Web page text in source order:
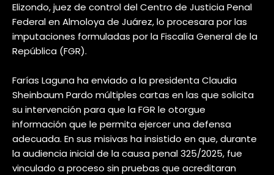
Elizondo, juez de control del Centro de Justicia Penal
Federal en Almoloya de Juárez, lo procesara por las
imputaciones formuladas por la Fiscalía General de la
República (FGR).
Farías Laguna ha enviado a la presidenta Claudia
Sheinbaum Pardo múltiples cartas en las que solicita
su intervención para que la FGR le otorgue
información que le permita ejercer una defensa
adecuada. En sus misivas ha insistido en que, durante
la audiencia inicial de la causa penal 325/2025, fue
vinculado a proceso sin pruebas que acreditaran